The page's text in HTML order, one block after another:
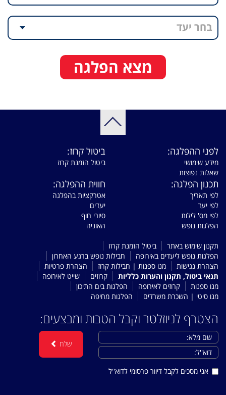
בחר יעד
מצא הפלגה
לפני ההפלגה:
מידע שימושי
שאלות נפוצות
ביטול קרוז:
ביטול הזמנת קרוז
תכנון הפלגה:
לפי תאריך
לפי יעד
לפי מס' לילות
הפלגות נופש
חווית ההפלגה:
אטרקציות בהפלגה
יעדים
סיורי חוף
האוניה
תקנון שימוש באתר
ביטול הזמנת קרוז
הפלגות נופש ליעדים באירופה
חבילות נופש ברגע האחרון
הצהרת נגישות
מנו ספנות | חבילות קרוז
הצהרת פרטיות
תנאי ביטול, תקנון והערות כלליות
קרוזים
שייט לאירופה
מנו ספנות
קרוזים לאירופה
הפלגות בים התיכון
מנו סיטי | השכרת משרדים
הפלגות מחיפה
הצטרף לניוזלטר וקבל הטבות ומבצעים:
אני מסכים לקבל דיוור פרסומי לדוא''ל
שלח